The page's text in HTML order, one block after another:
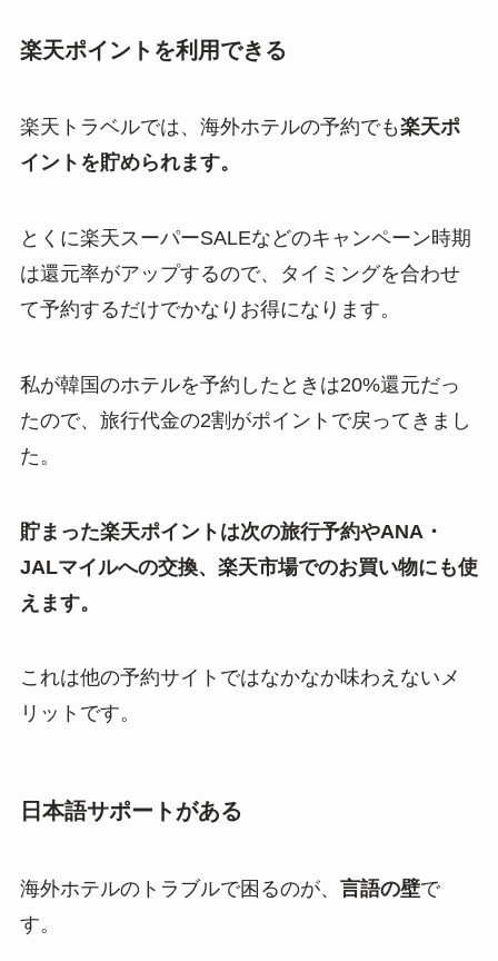
楽天ポイントを利用できる
楽天トラベルでは、海外ホテルの予約でも楽天ポ
イントを貯められます。
とくに楽天スーパーSALEなどのキャンペーン時期
は還元率がアップするので、タイミングを合わせ
て予約するだけでかなりお得になります。
私が韓国のホテルを予約したときは20%還元だっ
たので、旅行代金の2割がポイントで戻ってきまし
た。
貯まった楽天ポイントは次の旅行予約やANA・
JALマイルへの交換、楽天市場でのお買い物にも使
えます。
これは他の予約サイトではなかなか味わえないメ
リットです。
日本語サポートがある
海外ホテルのトラブルで困るのが、 言語の壁で
す。